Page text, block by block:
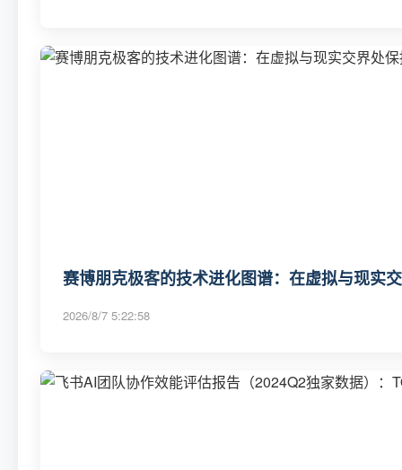
赛博朋克极客的技术进化图谱：在虚拟与现实
2026/8/7 5:22:58